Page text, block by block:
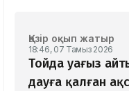
Қазір оқып жатыр
18:46, 07 Тамыз 2026
Тойда уағыз
дауға қалған